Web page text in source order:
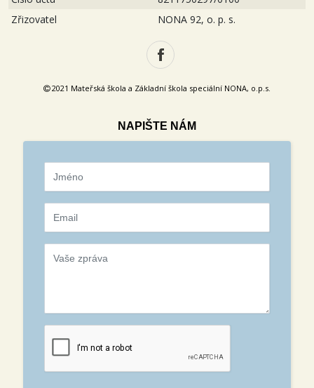
Zřizovatel
NONA 92, o. p. s.
2021 Mateřská škola a Základní škola speciální NONA, o.p.s.
NAPIŠTE NÁM